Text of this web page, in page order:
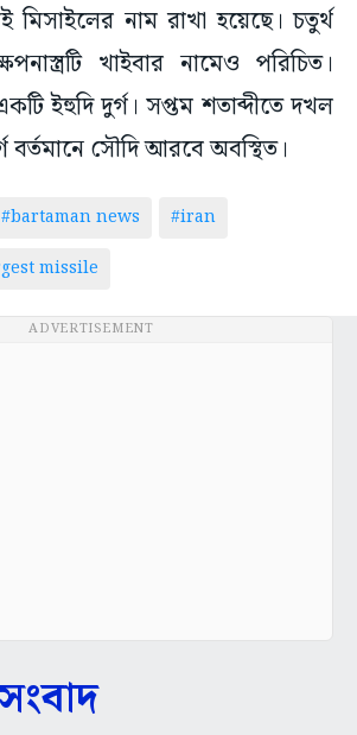
মিসাইলের নাম রাখা হয়েছে। চতুর্থ
খাইবার নামেও পরিচিত।
ইহুদি দুর্গ। সপ্তম শতাব্দীতে দখল
বর্তমানে সৌদি আরবে অবস্থিত।
#bartaman news
#iran
missile
ADVERTISEMENT